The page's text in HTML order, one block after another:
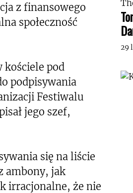
z finansowego
społeczność
kościele pod
podpisywania
Festiwalu
jego szef,
się na liście
ambony, jak
irracjonalne, że nie
29